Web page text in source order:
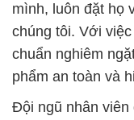
mình, luôn đặt họ
chúng tôi. Với
chuẩn nghiêm
phẩm an toàn và
Đội ngũ nhân viên